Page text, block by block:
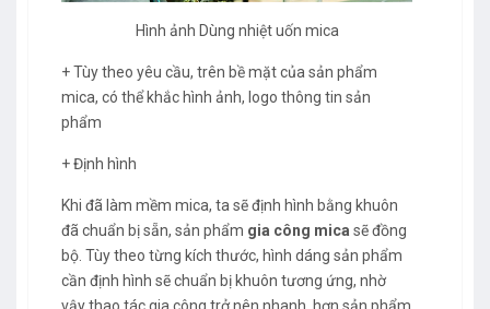
Hình ảnh Dùng nhiệt uốn mica
+ Tùy theo yêu cầu, trên bề mặt của sản phẩm
mica, có thể khắc hình ảnh, logo thông tin sản
phẩm
+ Định hình
Khi đã làm mềm mica, ta sẽ định hình bằng khuôn
đã chuẩn bị sẵn, sản phẩm gia công mica sẽ đồng
bộ. Tùy theo từng kích thước, hình dáng sản phẩm
cần định hình sẽ chuẩn bị khuôn tương ứng, nhờ